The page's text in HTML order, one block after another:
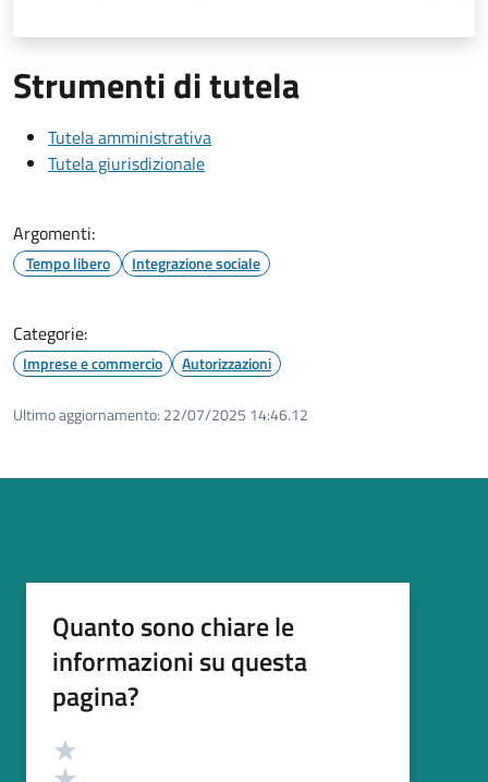
Strumenti di tutela
Tutela amministrativa
Tutela giurisdizionale
Argomenti:
Tempo libero Integrazione sociale
Categorie:
Imprese e commercio Autorizzazioni
Ultimo aggiornamento: 22/07/2025 14:46.12
Quanto sono chiare le
informazioni su questa
pagina?
Valutazione